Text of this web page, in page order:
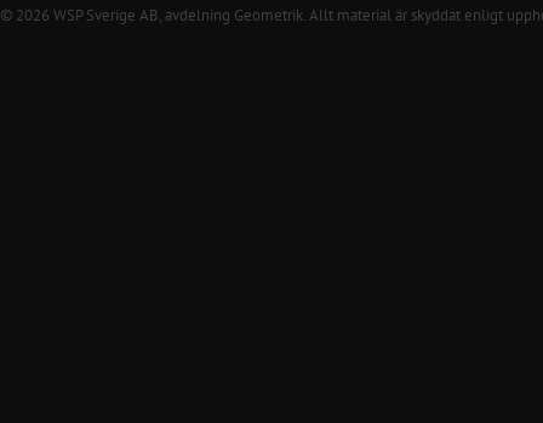
© 2026 WSP Sverige AB, avdelning Geometrik. Allt material är skyddat enligt